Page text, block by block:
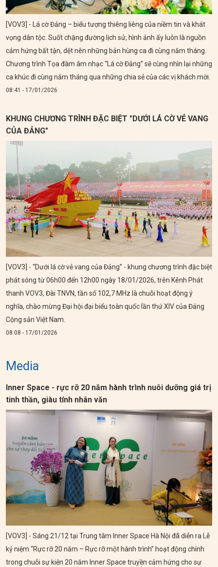
[VOV3] - Lá cờ Đảng – biểu tượng thiêng liêng của niềm tin và khát
vọng dân tộc. Suốt chặng đường lịch sử, hình ảnh ấy luôn là nguồn
cảm hứng bất tận, dệt nên những bản hùng ca đi cùng năm tháng.
Chương trình Tọa đàm âm nhạc “Lá cờ Đảng” sẽ cùng nhìn lại những
ca khúc đi cùng năm tháng qua những chia sẻ của các vị khách mời.
08:41 - 17/01/2026
KHUNG CHƯƠNG TRÌNH ĐẶC BIỆT "DƯỚI LÁ CỜ VẺ VANG
CỦA ĐẢNG"
[VOV3] - “Dưới lá cờ vẻ vang của Đảng” - khung chương trình đặc biệt
phát sóng từ 06h00 đến 12h00 ngày 18/01/2026, trên Kênh Phát
thanh VOV3, Đài TNVN, tần số 102,7 MHz là chuỗi hoạt động ý
nghĩa, chào mừng Đại hội đại biểu toàn quốc lần thứ XIV của Đảng
Cộng sản Việt Nam.
08:08 - 17/01/2026
Media
Inner Space - rực rỡ 20 năm hành trình nuôi dưỡng giá trị
tinh thần, giàu tính nhân văn
[VOV3] - Sáng 21/12 tại Trung tâm Inner Space Hà Nội đã diễn ra Lễ
kỷ niệm “Rực rỡ 20 năm – Rực rỡ một hành trình” hoạt động chính
trong chuỗi sự kiện 20 năm Inner Space truyền cảm hứng cho sự